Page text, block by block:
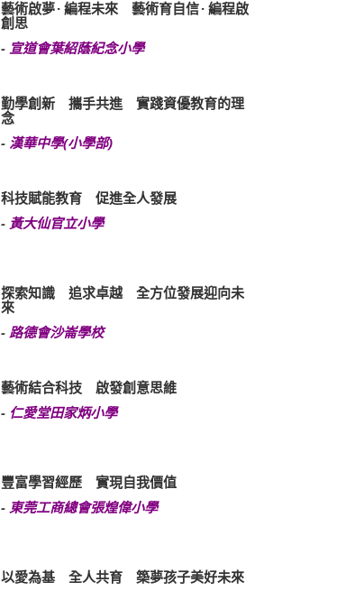
藝術啟夢 · 編程未來 藝術育自信 · 編程啟
創思
- 宣道會葉紹蔭紀念小學
勤學創新 攜手共進 實踐資優教育的理
念
- 漢華中學(小學部)
科技賦能教育 促進全人發展
- 黃大仙官立小學
探索知識 追求卓越 全方位發展迎向未
來
- 路德會沙崙學校
藝術結合科技 啟發創意思維
- 仁愛堂田家炳小學
豐富學習經歷 實現自我價值
- 東莞工商總會張煌偉小學
以愛為基 全人共育 築夢孩子美好未來